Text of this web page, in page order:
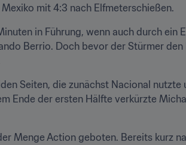
mit 4:3 nach Elfmeterschießen.
in Führung, wenn auch durch ein
Berrio. Doch bevor der Stürmer den
Seiten, die zunächst Nacional nutzte
Ende der ersten Hälfte verkürzte
Menge Action geboten. Bereits kurz